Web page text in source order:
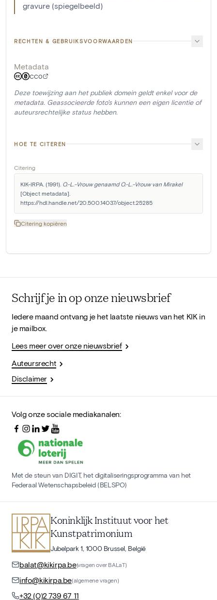
gravure (spiegelbeeld)
RECHTEN & GEBRUIKSVOORWAARDEN
Metadata
CC0
Deze toewijzing aan het publiek domein geldt enkel voor de
metadata. Geassocieerde foto's kunnen een eigen licentie of
auteursrechtelijke status hebben.
HOE TE CITEREN
Citering
KIK-IRPA. (1991). O.-L.-Vrouw genaamd O.-L.-Vrouw van Mirakel
[Object metadata].
https://hdl.handle.net/20.500.14037/object.25285
Citering kopiëren
Schrijf je in op onze nieuwsbrief
Iedere maand ontvang je het laatste nieuws van het KIK in
je mailbox.
Lees meer over onze nieuwsbrief
Auteursrecht
Disclaimer
Volg onze sociale mediakanalen:
Met de steun van DIGIT, het digitaliseringsprogramma van het
Federaal Wetenschapsbeleid (BELSPO)
Koninklijk Instituut voor het
Kunstpatrimonium
Jubelpark 1, 1000 Brussel, België
balat@kikirpa.be(vragen over BALaT)
info@kikirpa.be(algemene vragen)
+32 (0)2 739 67 11